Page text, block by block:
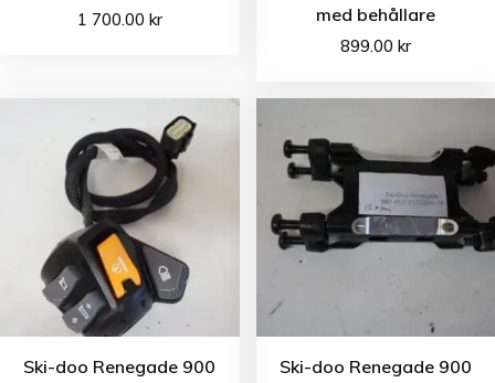
1 700.00 kr
med behållare
899.00 kr
Ski-doo Renegade 900
Ski-doo Renegade 900